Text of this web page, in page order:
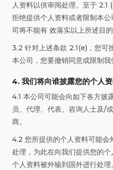
人资料以供审阅处理。至于 2.1
拒绝提供个人资料或者限制本
司将不能有 效落实以上所述目的
3.2 针对上述条款 2.1(e)，您可
本公司，您要撤销同意或限制我
4. 我们将向谁披露您的个人
4.1 本公司可能会向如下各方披
员、代理、代表、咨询人士及/
商。
4.2 您所提供的个人资料可能会
处理，为此在向我们提供您的
个人资料被外输到国外进行处理。